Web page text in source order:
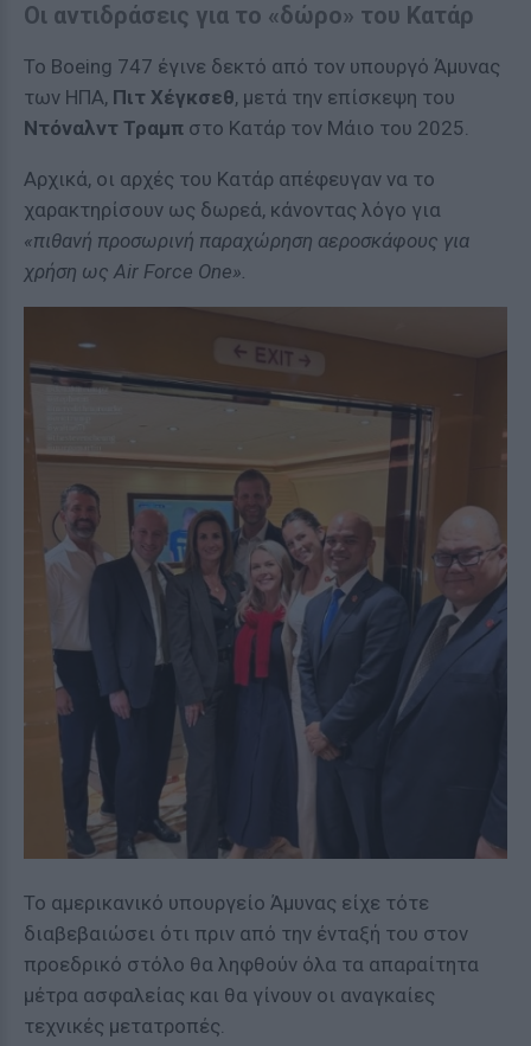
Οι αντιδράσεις για το «δώρο» του Κατάρ
Το Boeing 747 έγινε δεκτό από τον υπουργό Άμυνας
των ΗΠΑ, Πιτ Χέγκσεθ, μετά την επίσκεψη του
Ντόναλντ Τραμπ στο Κατάρ τον Μάιο του 2025.
Αρχικά, οι αρχές του Κατάρ απέφευγαν να το
χαρακτηρίσουν ως δωρεά, κάνοντας λόγο για
«πιθανή προσωρινή παραχώρηση αεροσκάφους για
χρήση ως Air Force One».
Το αμερικανικό υπουργείο Άμυνας είχε τότε
διαβεβαιώσει ότι πριν από την ένταξή του στον
προεδρικό στόλο θα ληφθούν όλα τα απαραίτητα
μέτρα ασφαλείας και θα γίνουν οι αναγκαίες
τεχνικές μετατροπές.